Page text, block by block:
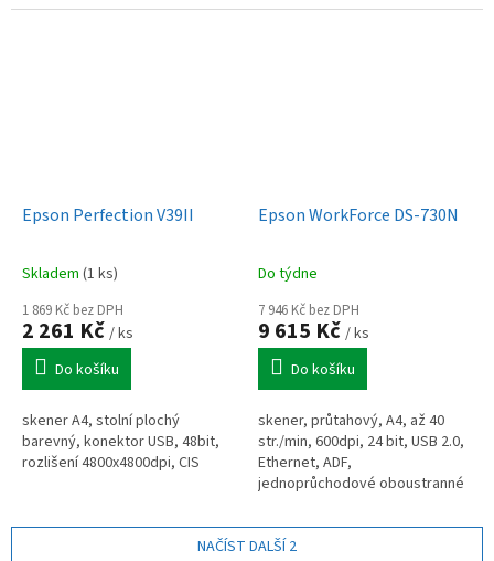
Epson Perfection V39II
Skladem (1 ks)
1 869 Kč bez DPH
2 261 Kč / ks
Do košíku
skener A4, stolní plochý
barevný, konektor USB, 48bit,
rozlišení 4800x4800dpi, CIS
Epson WorkForce DS-730N
Do týdne
7 946 Kč bez DPH
9 615 Kč / ks
Do košíku
skener, průtahový, A4, až 40
str./min, 600dpi, 24 bit, USB 2.0,
Ethernet, ADF,
jednoprůchodové oboustranné
NAČÍST DALŠÍ 2